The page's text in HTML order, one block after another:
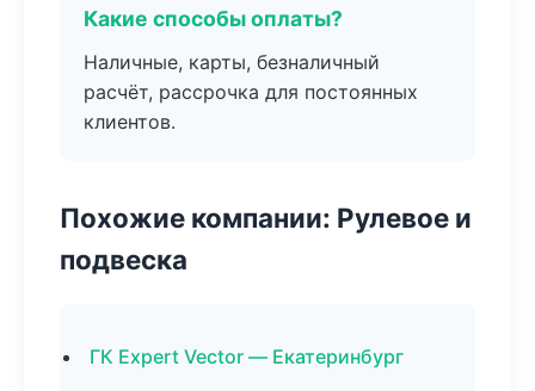
Какие способы оплаты?
Наличные, карты, безналичный
расчёт, рассрочка для постоянных
клиентов.
Похожие компании: Рулевое и
подвеска
ГК Expert Vector — Екатеринбург